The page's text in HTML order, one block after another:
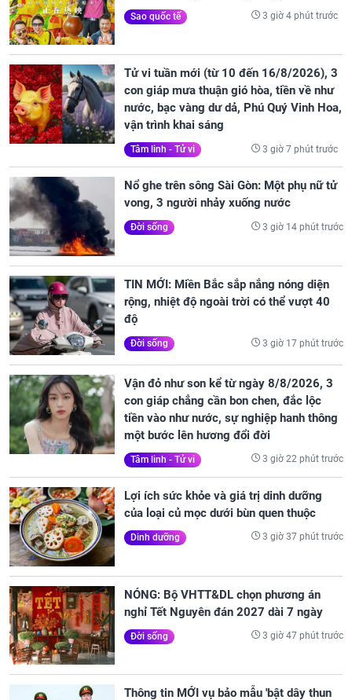
Sao quốc tế 3 giờ 4 phút trước
Tử vi tuần mới (từ 10 đến 16/8/2026), 3
con giáp mưa thuận gió hòa, tiền về như
nước, bạc vàng dư dả, Phú Quý Vinh Hoa,
vận trình khai sáng
Tâm linh - Tử vi 3 giờ 7 phút trước
Nổ ghe trên sông Sài Gòn: Một phụ nữ tử
vong, 3 người nhảy xuống nước
Đời sống 3 giờ 14 phút trước
TIN MỚI: Miền Bắc sắp nắng nóng diện
rộng, nhiệt độ ngoài trời có thể vượt 40
độ
Đời sống 3 giờ 17 phút trước
Vận đỏ như son kể từ ngày 8/8/2026, 3
con giáp chẳng cần bon chen, đắc lộc
tiền vào như nước, sự nghiệp hanh thông
một bước lên hương đổi đời
Tâm linh - Tử vi 3 giờ 22 phút trước
Lợi ích sức khỏe và giá trị dinh dưỡng
của loại củ mọc dưới bùn quen thuộc
Dinh dưỡng 3 giờ 37 phút trước
NÓNG: Bộ VHTT&DL chọn phương án
nghỉ Tết Nguyên đán 2027 dài 7 ngày
Đời sống 3 giờ 47 phút trước
Thông tin MỚI vụ bảo mẫu 'bật dây thun